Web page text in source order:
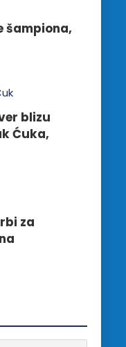
šampiona,
blizu
Ćuka,
za